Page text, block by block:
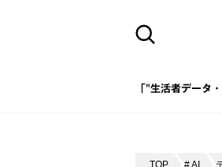
「"生活者データ
TOP # AI